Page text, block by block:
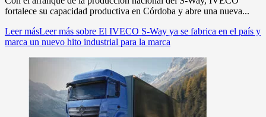
fortalece su capacidad productiva en Córdoba y abre una nueva...
Leer másLeer más sobre El IVECO S-Way ya se fabrica en el país y
marca un nuevo hito industrial para la marca